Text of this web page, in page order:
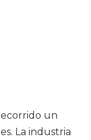
un
La industria